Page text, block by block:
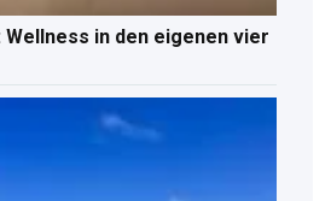
Wellness in den eigenen vier